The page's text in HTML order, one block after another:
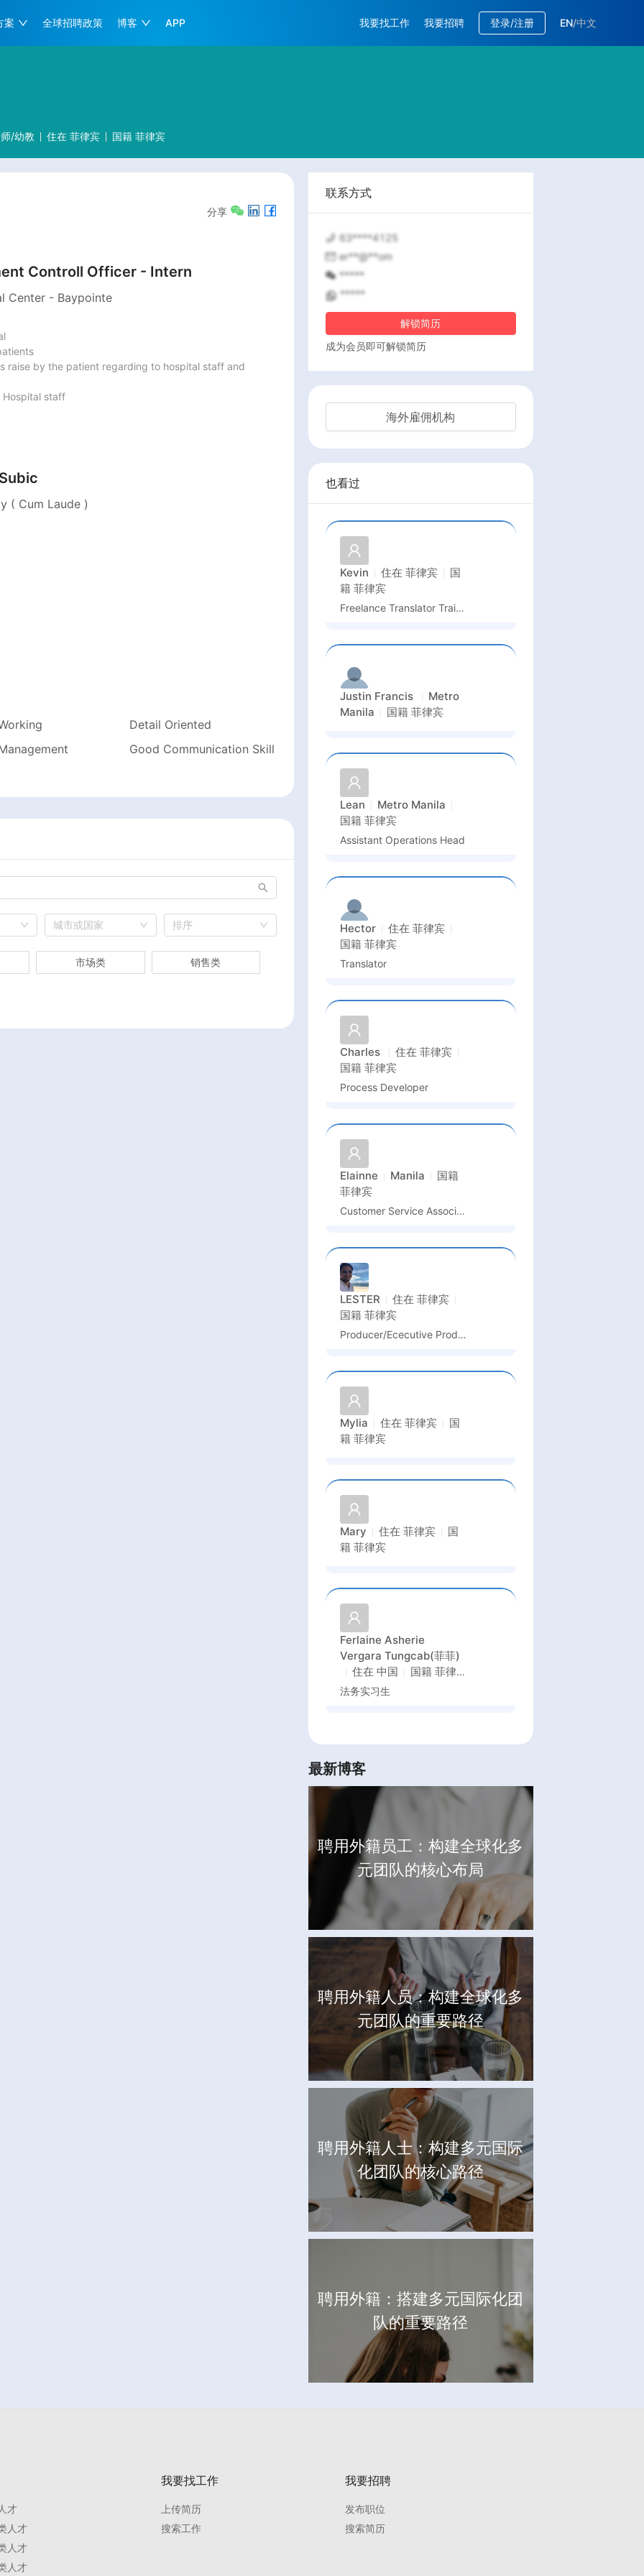
案 全球招聘政策 博客 APP 我要找工作 我要招聘 登录/注册 EN/中文
/幼教 住在 菲律宾 国籍 菲律宾
分享
Controll Officer - Intern
Center - Baypointe
raise by the patient regarding to hospital staff and
Hospital staff
( Cum Laude )
Detail Oriented
Good Communication Skill
城市或国家 排序
市场类 销售类
联系方式
63****4125
er**@**om
*****
*****
解锁简历
成为会员即可解锁简历
海外雇佣机构
也看过
Kevin 住在 菲律宾
国
籍 菲律宾
Freelance Translator Trainer Travel Consultant
Justin Francis
Metro
Manila
国籍 菲律宾
Lean
Metro Manila
国籍 菲律宾
Assistant Operations Head
Hector 住在 菲律宾
国籍 菲律宾
Translator
Charles 住在 菲律宾
国籍 菲律宾
Process Developer
Elainne Manila
国籍
菲律宾
Customer Service Associate - Mandarin
LESTER 住在 菲律宾
国籍 菲律宾
Producer/Ececutive Producer
Mylia 住在 菲律宾
国
籍 菲律宾
Mary 住在 菲律宾
国
籍 菲律宾
Ferlaine Asherie
Vergara Tungcab(菲菲)
住在 中国 国籍 菲律
宾
法务实习生
最新博客
聘用外籍员工：构建全球化多
元团队的核心布局
聘用外籍人员：构建全球化多
元团队的重要路径
聘用外籍人士：构建多元国际
化团队的核心路径
聘用外籍：搭建多元国际化团
队的重要路径
才
人才
人才
人才
我要找工作
上传简历
搜索工作
我要招聘
发布职位
搜索简历